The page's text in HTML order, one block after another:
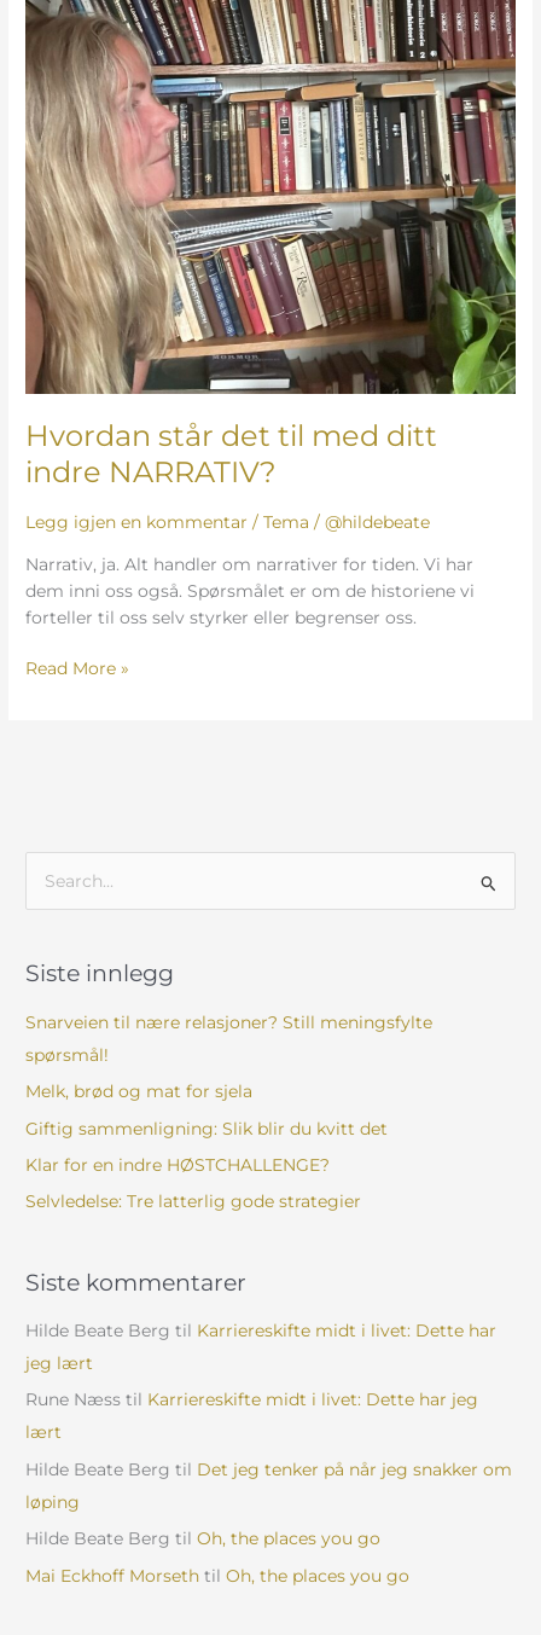
Hvordan står det til med ditt
indre NARRATIV?
Legg igjen en kommentar /Tema /@hildebeate
Narrativ, ja. Alt handler om narrativer for tiden. Vi har
dem inni oss også. Spørsmålet er om de historiene vi
forteller til oss selv styrker eller begrenser oss.
Read More »
e
t
t
e
Siste innlegg
Snarveien til nære relasjoner? Still meningsfylte
spørsmål!
Melk, brød og mat for sjela
Giftig sammenligning: Slik blir du kvitt det
Klar for en indre HØSTCHALLENGE?
Selvledelse: Tre latterlig gode strategier
Siste kommentarer
Hilde Beate Berg til Karriereskifte midt i livet: Dette har
jeg lært
Rune Næss til Karriereskifte midt i livet: Dette har jeg
lært
Hilde Beate Berg til Det jeg tenker på når jeg snakker om
løping
Hilde Beate Berg tilOh, the places you go
Mai Eckhoff Morseth tilOh, the places you go